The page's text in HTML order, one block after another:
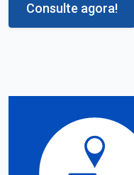
Consulte agora!